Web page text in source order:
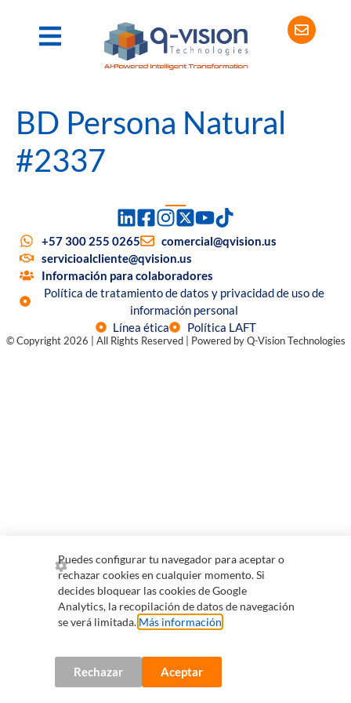
BD Persona Natural
#2337
+57 300 255 0265
comercial@qvision.us
servicioalcliente@qvision.us
Información para colaboradores
Política de tratamiento de datos y privacidad de uso de
información personal
Línea ética
Política LAFT
© Copyright 2026 | All Rights Reserved | Powered by Q-Vision Technologies
Puedes configurar tu navegador para aceptar o
rechazar cookies en cualquier momento. Si
decides bloquear las cookies de Google
Analytics, la recopilación de datos de navegación
se verá limitada. Más información
Rechazar Aceptar